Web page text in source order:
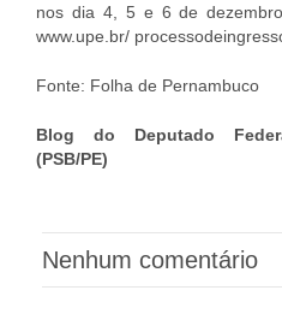
nos dia 4, 5 e 6 de
www.upe.br/
Fonte: Folha de Pernambuco
Blog do Deputado
(PSB/PE)
Nenhum comentário